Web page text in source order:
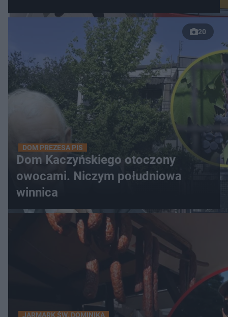
20
DOM PREZESA PIS
Dom Kaczyńskiego otoczony
owocami. Niczym południowa
winnica
JARMARK ŚW. DOMINIKA